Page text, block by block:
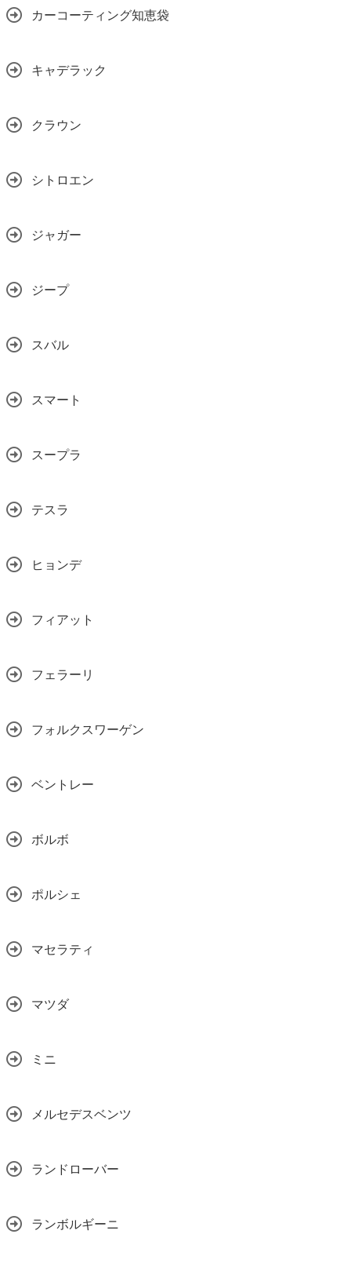
カーコーティング知恵袋
キャデラック
クラウン
シトロエン
ジャガー
ジープ
スバル
スマート
スープラ
テスラ
ヒョンデ
フィアット
フェラーリ
フォルクスワーゲン
ベントレー
ボルボ
ポルシェ
マセラティ
マツダ
ミニ
メルセデスベンツ
ランドローバー
ランボルギーニ